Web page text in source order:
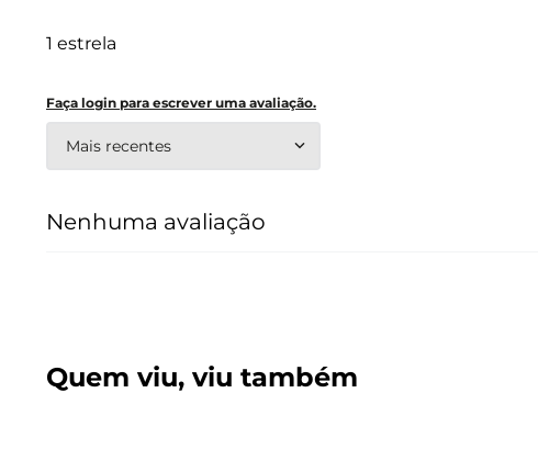
1 estrela
Faça login para escrever uma avaliação.
Mais recentes
Nenhuma avaliação
Quem viu, viu também